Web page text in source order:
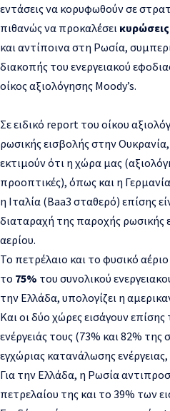
εντάσεις να κορυφωθούν σε
πιθανώς να προκαλέσει κυρώσεις
και αντίποινα στη Ρωσία,
διακοπής του ενεργειακού
οίκος αξιολόγησης Moody’s.
Σε ειδικό report του οίκου
ρωσικής εισβολής στην
εκτιμούν ότι η χώρα μας
προοπτικές), όπως και η
η Ιταλία (Baa3 σταθερό) επίσης
διαταραχή της παροχής ρωσικής
αερίου.
Το πετρέλαιο και το φυσικό
το 75% του συνολικού
την Ελλάδα, υπολογίζει η
Και οι δύο χώρες εισάγουν
ενέργειάς τους (73% και 82% της
εγχώριας κατανάλωσης
Για την Ελλάδα, η Ρωσία
πετρελαίου της και το 39% των